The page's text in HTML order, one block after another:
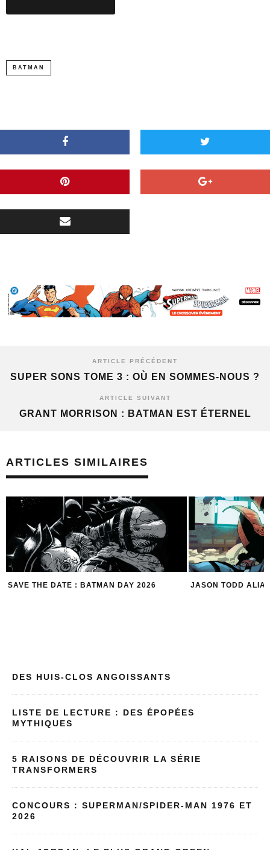
BATMAN
ARTICLE PRÉCÉDENT
SUPER SONS TOME 3 : OÙ EN SOMMES-NOUS ?
ARTICLE SUIVANT
GRANT MORRISON : BATMAN EST ÉTERNEL
ARTICLES SIMILAIRES
JASON TODD ALIAS RED HOOD 5 ROBIN POUR 5
DES HUIS-CLOS ANGOISSANTS
LISTE DE LECTURE : DES ÉPOPÉES
MYTHIQUES
5 RAISONS DE DÉCOUVRIR LA SÉRIE
TRANSFORMERS
CONCOURS : SUPERMAN/SPIDER-MAN 1976 ET
2026